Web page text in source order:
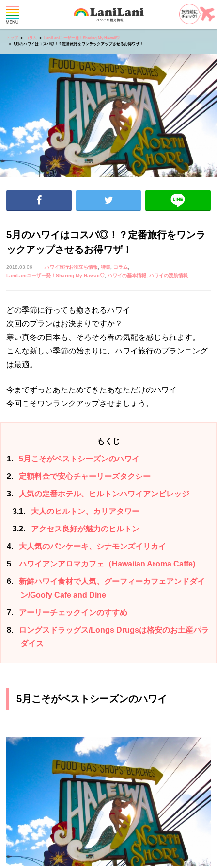
トップ コラム
LaniLaniユーザー発！Sharing My Hawaii♡
5月のハワイはコスパ◎！？定番旅行をワンラックアップさせるお得ワザ！
5月のハワイはコスパ◎！？定番旅行をワンラ
ックアップさせるお得ワザ！
2018.03.06 ハワイ旅行お役立ち情報 特集
コラム
LaniLaniユーザー発！Sharing My Hawaii♡ ハワイの基本情報 ハワイの渡航情報
どの季節に行っても癒されるハワイ
次回のプランはお決まりですか？
寒い真冬の日本も、そろそろ春の気配を感じられます。
こんな新しい季節の始まりに、ハワイ旅行のプランニング
は最適。
今までずっとあたためてきたあなただけのハワイ
今回こそワンランクアップさせましょう。
もくじ
1 5月こそがベストシーズンのハワイ
2 定額料金で安心チャーリーズタクシー
3 人気の定番ホテル、ヒルトンハワイアンビレッジ
3.1 大人のヒルトン、カリアタワー
3.2 アクセス良好が魅力のヒルトン
4 大人気のパンケーキ、シナモンズイリカイ
5 ハワイアンアロマカフェ（Hawaiian Aroma Caffe)
6
新鮮ハワイ食材で人気、グーフィーカフェアンドダイ
ン/Goofy Cafe and Dine
7 アーリーチェックインのすすめ
8
ロングスドラッグス/Longs Drugsは格安のお土産パラ
ダイス
5月こそがベストシーズンのハワイ